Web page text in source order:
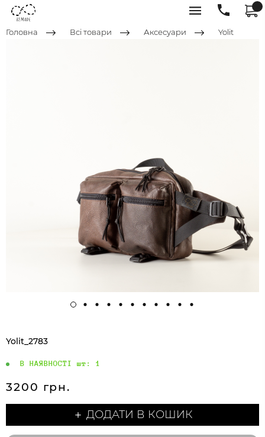
Головна Всі товари Аксесуари Yolit
Yolit_2783
В НАЯВНОСТІ шт: 1
3200 грн.
＋ ДОДАТИ В КОШИК